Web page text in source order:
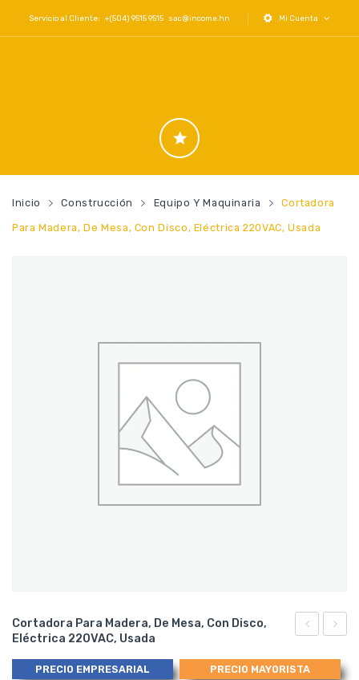
Servicio al Cliente: +(504) 9515 9515 sac@income.hn Mi Cuenta
Inicio Construcción Equipo Y Maquinaria Cortadora
Para Madera, De Mesa, Con Disco, Eléctrica 220VAC, Usada
Muleta para
Cortadora Para Madera, De Mesa, Con Disco,
Eléctrica 220VAC, Usada
PRECIO EMPRESARIAL PRECIO MAYORISTA